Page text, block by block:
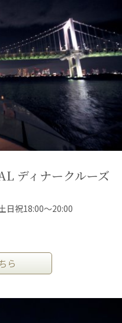
ディナークルーズ
日祝18:00～20:00
ら